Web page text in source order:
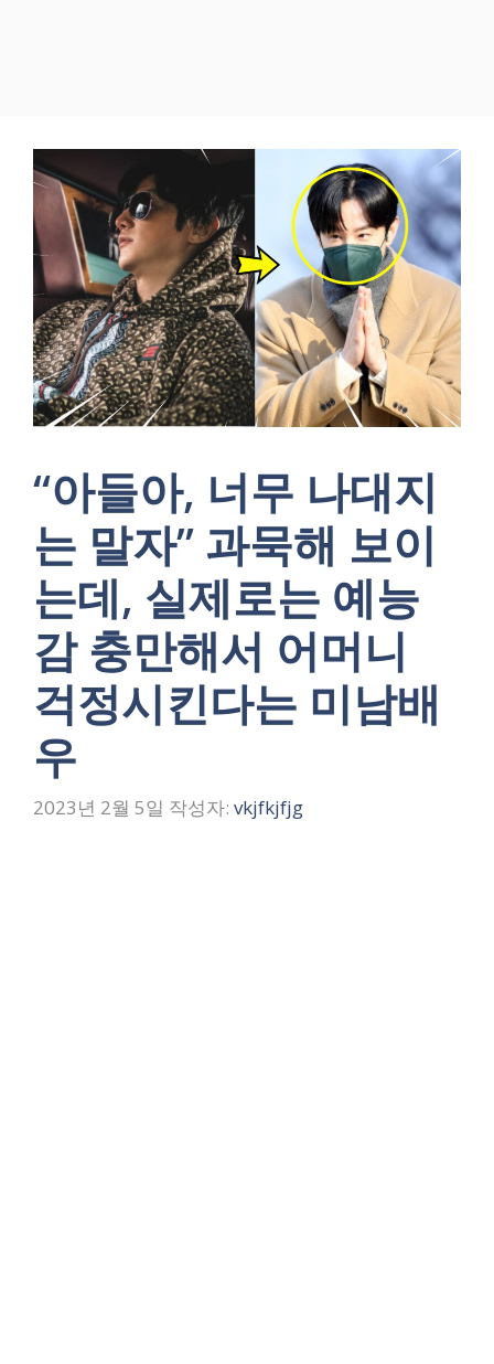
“아들아, 너무 나대지
는 말자” 과묵해 보이
는데, 실제로는 예능
감 충만해서 어머니
걱정시킨다는 미남배
우
2023년 2월 5일 작성자: vkjfkjfjg